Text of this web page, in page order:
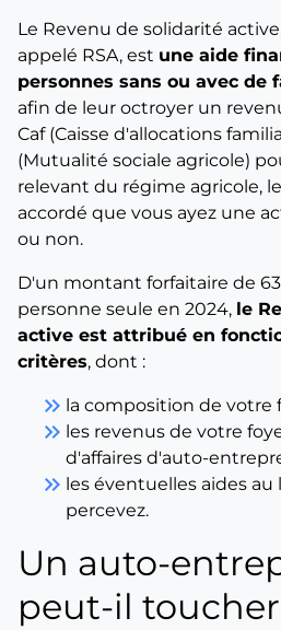
Le Revenu de solidarité
appelé RSA, est une aide
personnes sans ou avec de
afin de leur octroyer un
Caf (Caisse d'allocations
(Mutualité sociale agricole)
relevant du régime agricole,
accordé que vous ayez une
ou non.
D'un montant forfaitaire de
personne seule en 2024, le
active est attribué en
critères, dont :
keyboard_double_arrow_right la composition de votre
keyboard_double_arrow_right les revenus de votre
d'affaires d'auto-
keyboard_double_arrow_right les éventuelles aides
percevez.
Un auto-
peut-il toucher